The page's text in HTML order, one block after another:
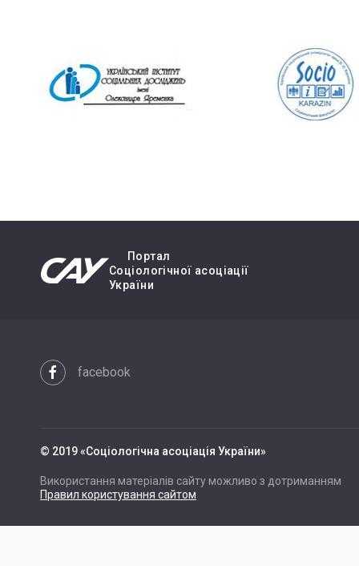
Портал
Cоціологічної асоціації
України
facebook
© 2019 «Cоціологічна асоціація України»
Використання матеріалів сайту можливо з дотриманням
Правил користування сайтом